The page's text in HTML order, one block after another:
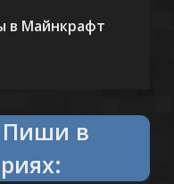
в Майнкрафт
Пиши в